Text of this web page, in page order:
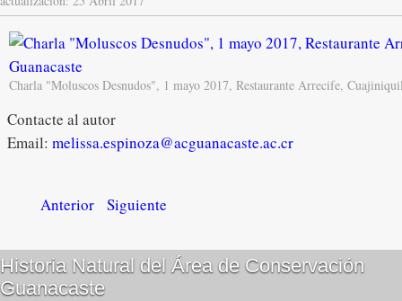
Charla "Moluscos Desnudos", 1 mayo 2017, Restaurante Arrecife,
Contacte al autor
Email: melissa.espinoza@acguanacaste.ac.cr
Anterior Siguiente
Historia Natural del Área de Conservación
Guanacaste